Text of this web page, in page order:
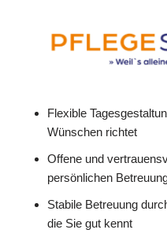
Flexible
Wünschen richtet
Offene und
persönlichen
Stabile Betreuung
die Sie gut kennt